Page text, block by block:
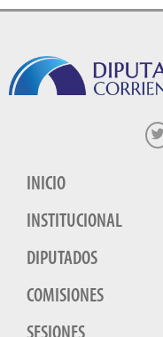
INICIO
INSTITUCIONAL
DIPUTADOS
COMISIONES